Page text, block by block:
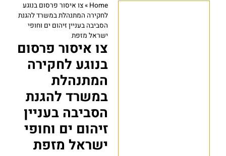
Home
»צו איסור פרסום בנוגע
לחקירה המתנהלת במשרד להגנת
הסביבה בעניין זיהום ים וחופי
ישראל מזפת
צו איסור פרסום
בנוגע לחקירה
המתנהלת
במשרד להגנת
הסביבה בעניין
זיהום ים וחופי
ישראל מזפת